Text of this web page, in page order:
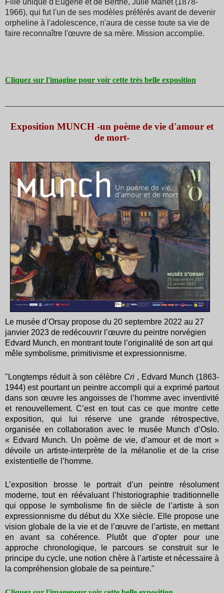
1966), qui fut l'un de ses modèles préférés avant de devenir
orpheline à l'adolescence, n'aura de cesse toute sa vie de
faire reconnaître l'œuvre de sa mère. Mission accomplie.
Cliquez sur l'imagine pour voir cette très belle exposition
Exposition MUNCH -un poème de vie d'amour et
de mort-
Le musée d’Orsay propose du 20 septembre 2022 au 27
janvier 2023 de redécouvrir l’œuvre du peintre norvégien
Edvard Munch, en montrant toute l’originalité de son art qui
mêle symbolisme, primitivisme et expressionnisme.
"Longtemps réduit à son célèbre Cri , Edvard Munch (1863-
1944) est pourtant un peintre accompli qui a exprimé partout
dans son œuvre les angoisses de l’homme avec inventivité
et renouvellement. C’est en tout cas ce que montre cette
exposition, qui lui réserve une grande rétrospective,
organisée en collaboration avec le musée Munch d’Oslo.
« Edvard Munch. Un poème de vie, d’amour et de mort »
dévoile un artiste-interprète de la mélanolie et de la crise
existentielle de l’homme.
L’exposition brosse le portrait d’un peintre résolument
moderne, tout en réévaluant l’historiographie traditionnelle
qui oppose le symbolisme fin de siècle de l’artiste à son
expressionnisme du début du XXe siècle. Elle propose une
vision globale de la vie et de l’œuvre de l’artiste, en mettant
en avant sa cohérence. Plutôt que d’opter pour une
approche chronologique, le parcours se construit sur le
principe du cycle, une notion chère à l’artiste et nécessaire à
la compréhension globale de sa peinture."